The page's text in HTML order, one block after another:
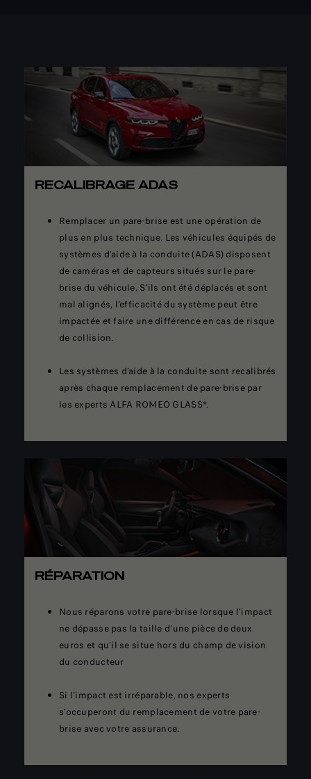
RECALIBRAGE ADAS
Remplacer un pare-brise est une opération de
plus en plus technique. Les véhicules équipés de
systèmes d’aide à la conduite (ADAS) disposent
de caméras et de capteurs situés sur le pare-
brise du véhicule. S’ils ont été déplacés et sont
mal alignés, l’efficacité du système peut être
impactée et faire une différence en cas de risque
de collision.
Les systèmes d’aide à la conduite sont recalibrés
après chaque remplacement de pare-brise par
les experts ALFA ROMEO GLASS*.
RÉPARATION
Nous réparons votre pare-brise lorsque l’impact
ne dépasse pas la taille d’une pièce de deux
euros et qu’il se situe hors du champ de vision
du conducteur
Si l’impact est irréparable, nos experts
s’occuperont du remplacement de votre pare-
brise avec votre assurance.